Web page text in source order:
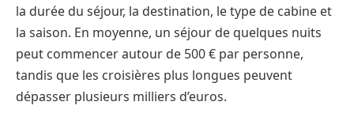
la durée du séjour, la destination, le type de cabine et
la saison. En moyenne, un séjour de quelques nuits
peut commencer autour de 500 € par personne,
tandis que les croisières plus longues peuvent
dépasser plusieurs milliers d’euros.